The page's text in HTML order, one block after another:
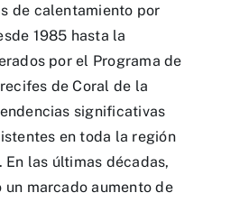
de calentamiento por
1985 hasta la
por el Programa de
de Coral de la
significativas
en toda la región
En las últimas décadas,
un marcado aumento de